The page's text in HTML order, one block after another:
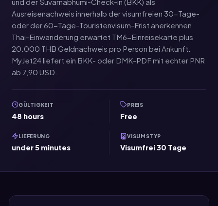
und der Suvarnabhumi-Check-in (BKK) als
Ausreisenachweis innerhalb der visumfreien 30-Tage-
oder der 60-Tage-Touristenvisum-Frist anerkennen.
Thai-Einwanderung erwartet TM6-Einreisekarte plus
20.000 THB Geldnachweis pro Person bei Ankunft.
MyJet24 liefert ein BKK- oder DMK-PDF mit echter PNR
ab 7,90 USD.
GÜLTIGKEIT
48 hours
PREIS
Free
LIEFERUNG
under 5 minutes
VISUMSTYP
Visumfrei 30 Tage